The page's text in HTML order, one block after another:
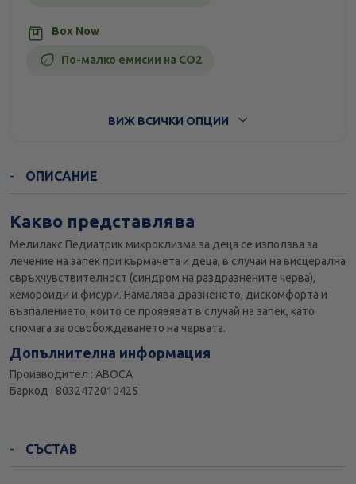
Box Now
По-малко емисии на CO2
ВИЖ ВСИЧКИ ОПЦИИ
ОПИСАНИЕ
Какво представлява
Мелилакс Педиатрик микроклизма за деца се използва за
лечение на запек при кърмачета и деца, в случаи на висцерална
свръхчувствителност (синдром на раздразнените черва),
хемороиди и фисури. Намалява дразненето, дискомфорта и
възпалението, които се проявяват в случай на запек, като
спомага за освобождаването на червата.
Допълнителна информация
Производител : ABOCA
Баркод : 8032472010425
СЪСТАВ